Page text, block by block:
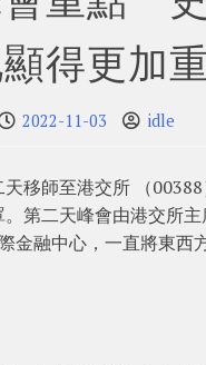
得更加
2022-11-03 idle
移師至港交所 （
第二天峰會由港交所
融中心，一直將東西